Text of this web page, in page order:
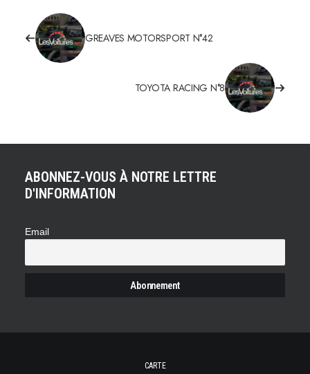
GREAVES MOTORSPORT N°42
TOYOTA RACING N°8
ABONNEZ-VOUS À NOTRE LETTRE
D'INFORMATION
Email
CARTE